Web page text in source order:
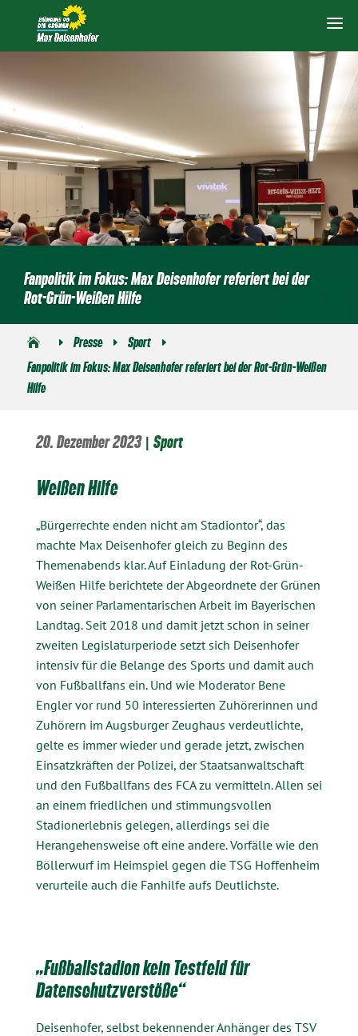
Fanpolitik im Fokus: Max Deisenhofer referiert bei der
Rot-Grün-Weißen Hilfe
E Presse E Sport E
Fanpolitik im Fokus: Max Deisenhofer referiert bei der Rot-Grün-Weißen
Hilfe
20. Dezember 2023| Sport
Weißen Hilfe
„Bürgerrechte enden nicht am Stadiontor“, das
machte Max Deisenhofer gleich zu Beginn des
Themenabends klar. Auf Einladung der Rot-Grün-
Weißen Hilfe berichtete der Abgeordnete der Grünen
von seiner Parlamentarischen Arbeit im Bayerischen
Landtag. Seit 2018 und damit jetzt schon in seiner
zweiten Legislaturperiode setzt sich Deisenhofer
intensiv für die Belange des Sports und damit auch
von Fußballfans ein. Und wie Moderator Bene
Engler vor rund 50 interessierten Zuhörerinnen und
Zuhörern im Augsburger Zeughaus verdeutlichte,
gelte es immer wieder und gerade jetzt, zwischen
Einsatzkräften der Polizei, der Staatsanwaltschaft
und den Fußballfans des FCA zu vermitteln. Allen sei
an einem friedlichen und stimmungsvollen
Stadionerlebnis gelegen, allerdings sei die
Herangehensweise oft eine andere. Vorfälle wie den
Böllerwurf im Heimspiel gegen die TSG Hoffenheim
verurteile auch die Fanhilfe aufs Deutlichste.
„Fußballstadion kein Testfeld für
Datenschutzverstöße“
Deisenhofer, selbst bekennender Anhänger des TSV